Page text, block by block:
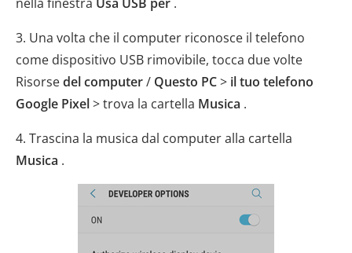
3. Una volta che il computer riconosce il telefono
come dispositivo USB rimovibile, tocca due volte
Risorsedel computer/ Questo PC> il tuo telefono
Google Pixel> trova la cartella Musica .
4. Trascina la musica dal computer alla cartella
Musica .